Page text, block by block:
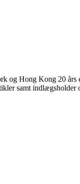
og Hong Kong 20
samt indlægsholder